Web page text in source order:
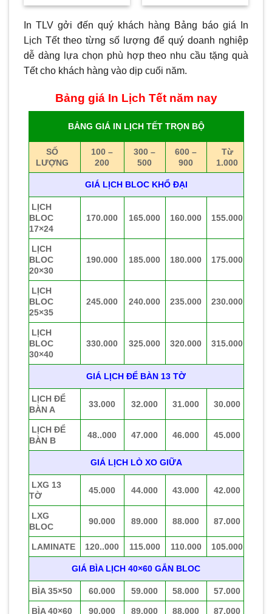
là:
tại
95.000₫.
là:
tại
38.000₫.
In TLV gởi đến quý khách hàng Bảng báo giá In
Lịch Tết theo từng số lượng để quý doanh nghiệp
dễ dàng lựa chọn phù hợp theo nhu cầu tặng quà
Tết cho khách hàng vào dịp cuối năm.
Bảng giá In Lịch Tết năm nay
BẢNG GIÁ IN LỊCH TẾT TRỌN BỘ
SỐ
LƯỢNG
100 –
200
300 –
500
600 –
900
Từ
1.000
GIÁ LỊCH BLOC KHỔ ĐẠI
LỊCH
BLOC
17×24
170.000 165.000 160.000 155.000
LỊCH
BLOC
20×30
190.000 185.000 180.000 175.000
LỊCH
BLOC
25×35
245.000 240.000 235.000 230.000
LỊCH
BLOC
30×40
330.000 325.000 320.000 315.000
GIÁ LỊCH ĐỂ BÀN 13 TỜ
LỊCH ĐỂ
BÀN A
33.000 32.000 31.000 30.000
LỊCH ĐỂ
BÀN B
48..000 47.000 46.000 45.000
GIÁ LỊCH LÒ XO GIỮA
LXG 13
TỜ
45.000 44.000 43.000 42.000
LXG
BLOC
90.000 89.000 88.000 87.000
LAMINATE 120..000 115.000 110.000 105.000
GIÁ BÌA LỊCH 40×60 GẮN BLOC
BÌA 35×50 60.000 59.000 58.000 57.000
BÌA 40×60 90.000 89.000 88.000 87.000